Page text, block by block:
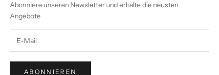
Abonniere unseren Newsletter und erhalte die neusten
Angebote
ABONNIEREN